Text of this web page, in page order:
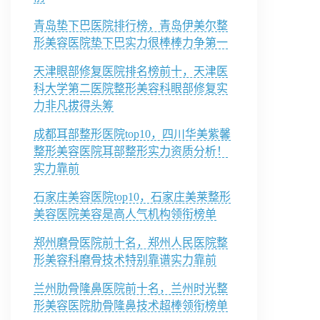
青岛垫下巴医院排行榜，青岛伊美尔整
形美容医院垫下巴实力很棒棒力争第一
天津眼部修复医院排名榜前十，天津医
科大学第二医院整形美容科眼部修复实
力非凡拔得头筹
成都耳部整形医院top10，四川华美紫馨
整形美容医院耳部整形实力资质分析！
实力靠前
石家庄美容医院top10，石家庄美莱整形
美容医院美容是高人气机构领衔榜单
郑州磨骨医院前十名，郑州人民医院整
形美容科磨骨技术特别靠谱实力靠前
兰州肋骨隆鼻医院前十名，兰州时光整
形美容医院肋骨隆鼻技术超棒领衔榜单